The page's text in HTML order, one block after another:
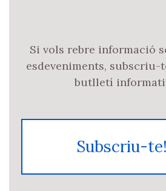
Si vols rebre informació
esdeveniments, subscriu-
butlletí
Subscriu-